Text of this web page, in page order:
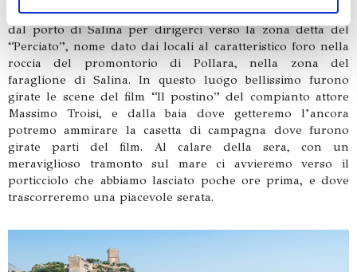
ricavandone così un vino dolce buonissimo. Usciremo poi
dal porto di Salina per dirigerci verso la zona detta del
“Perciato”, nome dato dai locali al caratteristico foro nella
roccia del promontorio di Pollara, nella zona del
faraglione di Salina. In questo luogo bellissimo furono
girate le scene del film “Il postino” del compianto attore
Massimo Troisi, e dalla baia dove getteremo l’ancora
potremo ammirare la casetta di campagna dove furono
girate parti del film. Al calare della sera, con un
meraviglioso tramonto sul mare ci avvieremo verso il
porticciolo che abbiamo lasciato poche ore prima, e dove
trascorreremo una piacevole serata.